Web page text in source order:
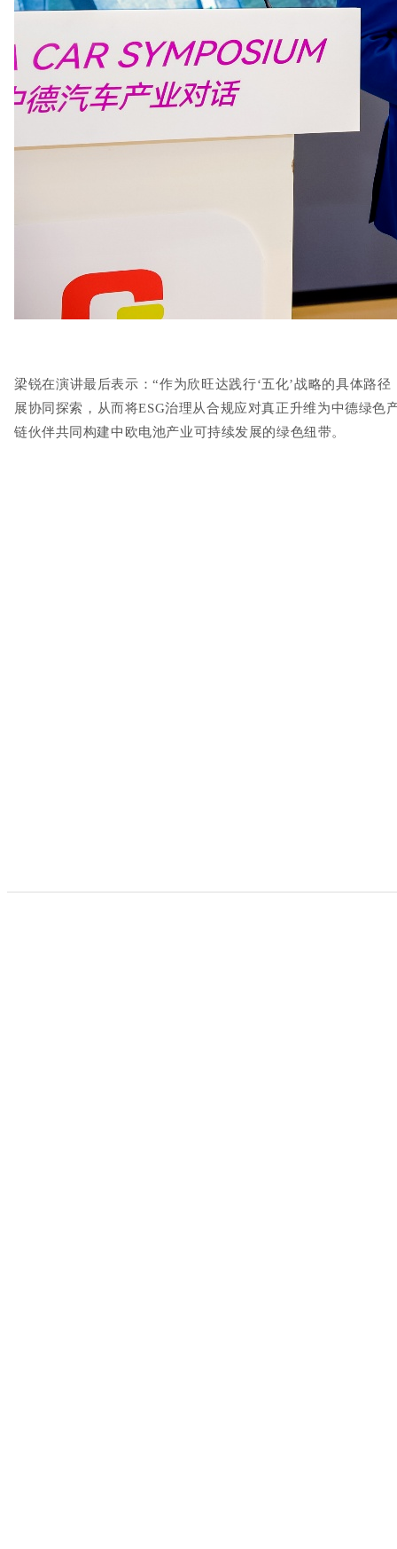
梁锐在演讲最后表示：“作为欣旺达践行‘五化’战略的具体路
展协同探索，从而将ESG治理从合规应对真正升维为中德绿
链伙伴共同构建中欧电池产业可持续发展的绿色纽带。